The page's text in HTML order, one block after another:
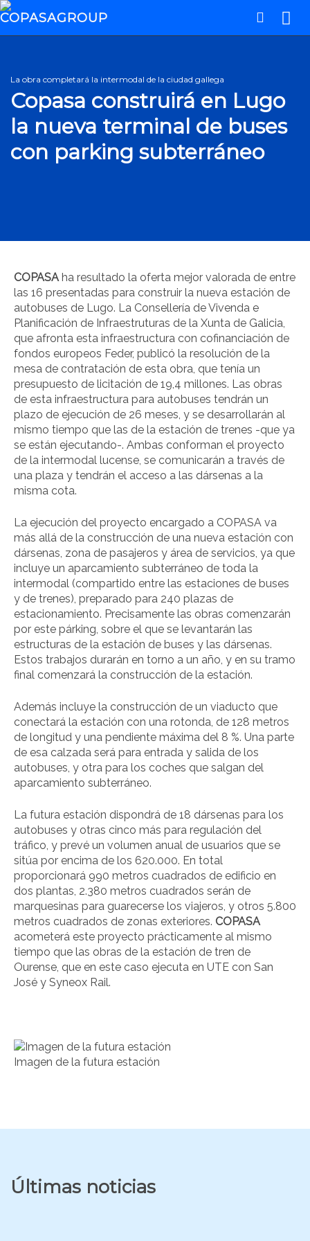
La obra completará la intermodal de la ciudad gallega
Copasa construirá en Lugo
la nueva terminal de buses
con parking subterráneo
COPASAha resultado la oferta mejor valorada de entre
las 16 presentadas para construir la nueva estación de
autobuses de Lugo. La Consellería de Vivenda e
Planificación de Infraestruturas de la Xunta de Galicia,
que afronta esta infraestructura con cofinanciación de
fondos europeos Feder, publicó la resolución de la
mesa de contratación de esta obra, que tenía un
presupuesto de licitación de 19,4 millones. Las obras
de esta infraestructura para autobuses tendrán un
plazo de ejecución de 26 meses, y se desarrollarán al
mismo tiempo que las de la estación de trenes -que ya
se están ejecutando-. Ambas conforman el proyecto
de la intermodal lucense, se comunicarán a través de
una plaza y tendrán el acceso a las dársenas a la
misma cota.
La ejecución del proyecto encargado a COPASA va
más allá de la construcción de una nueva estación con
dársenas, zona de pasajeros y área de servicios, ya que
incluye un aparcamiento subterráneo de toda la
intermodal (compartido entre las estaciones de buses
y de trenes), preparado para 240 plazas de
estacionamiento. Precisamente las obras comenzarán
por este párking, sobre el que se levantarán las
estructuras de la estación de buses y las dársenas.
Estos trabajos durarán en torno a un año, y en su tramo
final comenzará la construcción de la estación.
Además incluye la construcción de un viaducto que
conectará la estación con una rotonda, de 128 metros
de longitud y una pendiente máxima del 8 %. Una parte
de esa calzada será para entrada y salida de los
autobuses, y otra para los coches que salgan del
aparcamiento subterráneo.
La futura estación dispondrá de 18 dársenas para los
autobuses y otras cinco más para regulación del
tráfico, y prevé un volumen anual de usuarios que se
sitúa por encima de los 620.000. En total
proporcionará 990 metros cuadrados de edificio en
dos plantas, 2.380 metros cuadrados serán de
marquesinas para guarecerse los viajeros, y otros 5.800
metros cuadrados de zonas exteriores. COPASA
acometerá este proyecto prácticamente al mismo
tiempo que las obras de la estación de tren de
Ourense, que en este caso ejecuta en UTE con San
José y Syneox Rail.
Imagen de la futura estación
Últimas noticias